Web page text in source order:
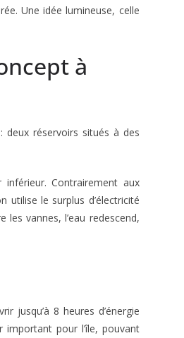
Une idée lumineuse, celle
à
deux réservoirs situés à des
Contrairement aux
le surplus d’électricité
vannes, l’eau redescend,
jusqu’à 8 heures d’énergie
pour l’île, pouvant